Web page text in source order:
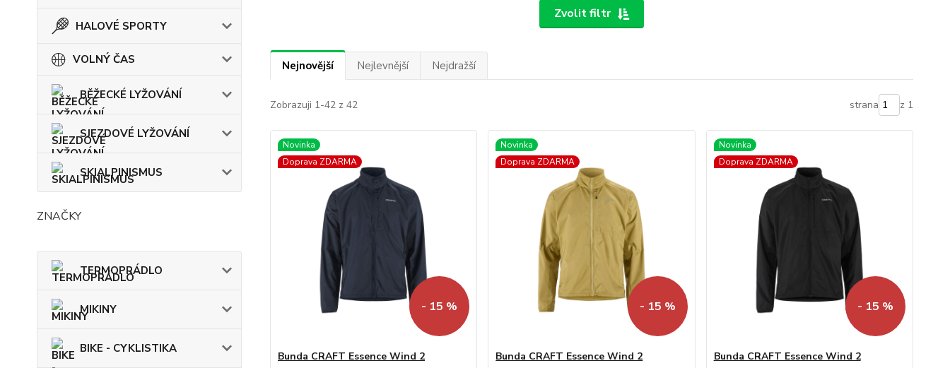
HALOVÉ SPORTY
VOLNÝ ČAS
BĚŽECKÉ LYŽOVÁNÍ
SJEZDOVÉ LYŽOVÁNÍ
SKIALPINISMUS
ZNAČKY
TERMOPRÁDLO
MIKINY
BIKE - CYKLISTIKA
Zvolit filtr
Nejnovější Nejlevnější Nejdražší
Zobrazuji 1-42 z 42 strana z 1
Novinka
Doprava ZDARMA
- 15 %
Bunda CRAFT Essence Wind 2
Novinka
Doprava ZDARMA
- 15 %
Bunda CRAFT Essence Wind 2
Novinka
Doprava ZDARMA
- 15 %
Bunda CRAFT Essence Wind 2